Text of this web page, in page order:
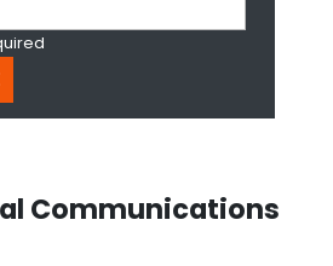
Communications